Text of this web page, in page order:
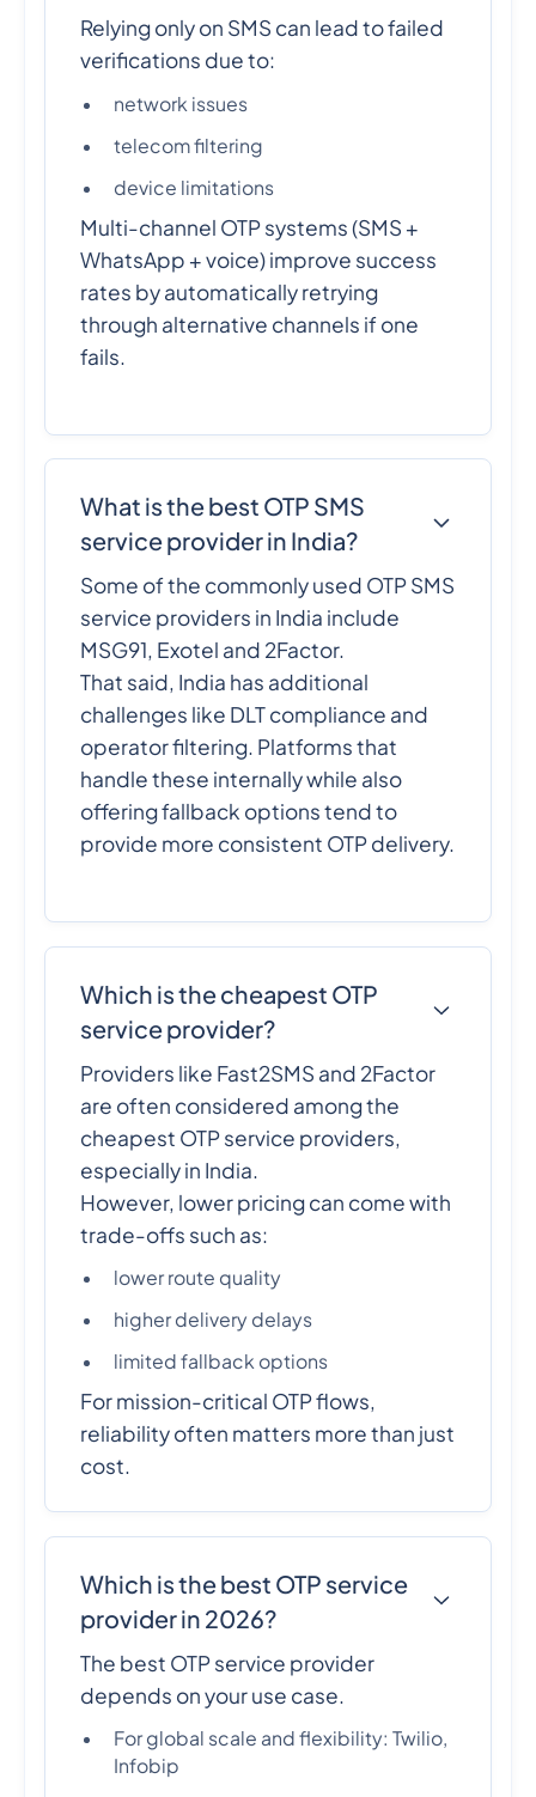
Relying only on SMS can lead to failed
verifications due to:
network issues
telecom filtering
device limitations
Multi-channel OTP systems (SMS +
WhatsApp + voice) improve success
rates by automatically retrying
through alternative channels if one
fails.
What is the best OTP SMS
service provider in India?
Some of the commonly used OTP SMS
service providers in India include
MSG91, Exotel and 2Factor.
That said, India has additional
challenges like DLT compliance and
operator filtering. Platforms that
handle these internally while also
offering fallback options tend to
provide more consistent OTP delivery.
Which is the cheapest OTP
service provider?
Providers like Fast2SMS and 2Factor
are often considered among the
cheapest OTP service providers,
especially in India.
However, lower pricing can come with
trade-offs such as:
lower route quality
higher delivery delays
limited fallback options
For mission-critical OTP flows,
reliability often matters more than just
cost.
Which is the best OTP service
provider in 2026?
The best OTP service provider
depends on your use case.
For global scale and flexibility: Twilio,
Infobip